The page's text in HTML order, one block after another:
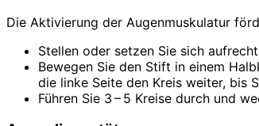
Die Aktivierung der Augenmuskulatur
Stellen oder setzen Sie sich
Bewegen Sie den Stift in einem
die linke Seite den Kreis weiter, bis
Führen Sie 3 – 5 Kreise durch und